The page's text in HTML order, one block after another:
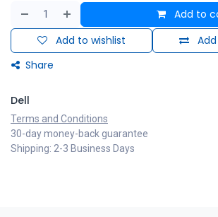
Add to
Add to wishlist
Share
Dell
Terms and Conditions
30-day money-back guarantee
Shipping: 2-3 Business Days